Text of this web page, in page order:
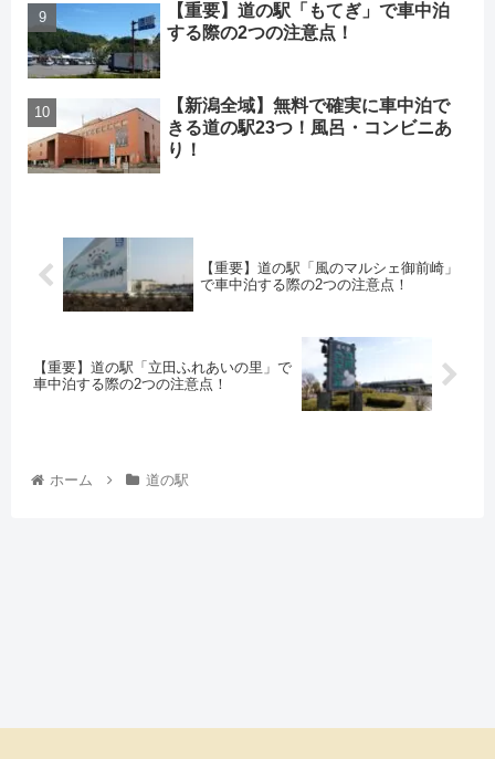
【重要】道の駅「もてぎ」で車中泊
する際の2つの注意点！
【新潟全域】無料で確実に車中泊で
きる道の駅23つ！風呂・コンビニあ
り！
【重要】道の駅「風のマルシェ御前崎」
で車中泊する際の2つの注意点！
【重要】道の駅「立田ふれあいの里」で
車中泊する際の2つの注意点！
ホーム 道の駅